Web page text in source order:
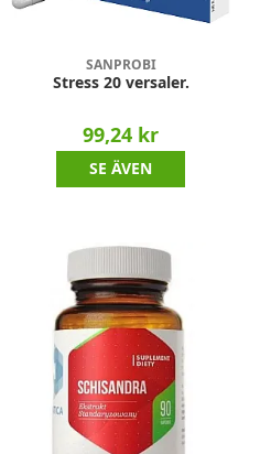
SANPROBI
Stress 20 versaler.
99,24 kr
SE ÄVEN